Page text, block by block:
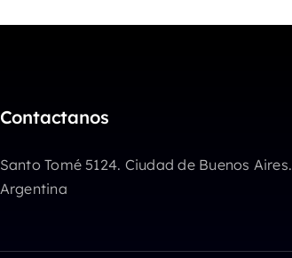
Contactanos
Santo Tomé 5124. Ciudad de Buenos Aires.
Argentina